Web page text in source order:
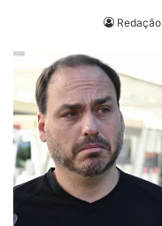
Redação